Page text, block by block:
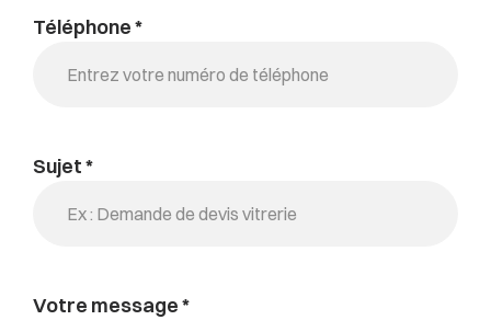
Téléphone *
Sujet *
Votre message *